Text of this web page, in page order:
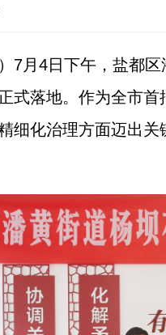
7月4日下午，盐都
式落地。作为全市
细化治理方面迈出